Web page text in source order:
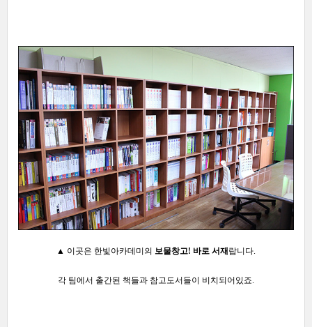
▲ 이곳은 한빛아카데미의 보물창고! 바로 서재 랍니다.
각 팀에서 출간된 책들과 참고도서들이 비치되어있죠.